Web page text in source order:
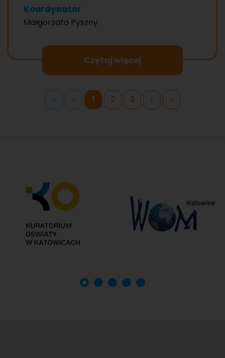
Koordynator
Małgorzata Pyszny
Czytaj więcej
« ‹ 1 2 3 › »